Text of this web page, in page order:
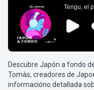
Descubre Japón a fondo
Tomàs, creadores de
informacióno detallada